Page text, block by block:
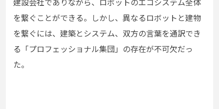
を繋ぐことができる。しかし、異なるロボットと建物
を繋ぐには、建築とシステム、双方の言葉を通訳でき
る「プロフェッショナル集団」の存在が不可欠だっ
た。